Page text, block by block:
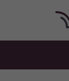
contenuto